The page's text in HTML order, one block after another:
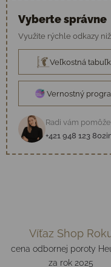
Vyberte správne
Využite rýchle odkazy
Veľkostná
Vernostný
Radi vám
+421 948 123 802
Víťaz Shop
cena odbornej poroty
za rok 2025